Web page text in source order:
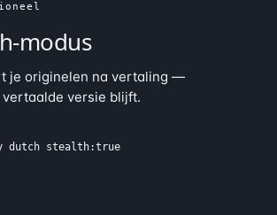
modus
je originelen na vertaling —
versie blijft.
dutch stealth:true